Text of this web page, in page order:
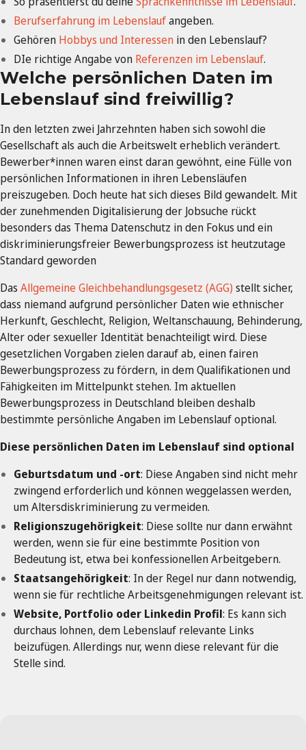
Berufserfahrung im Lebenslaufangeben.
Gehören Hobbys und Interessen in den Lebenslauf?
DIe richtige Angabe von Referenzen im Lebenslauf.
Welche persönlichen Daten im
Lebenslauf sind freiwillig?
In den letzten zwei Jahrzehnten haben sich sowohl die
Gesellschaft als auch die Arbeitswelt erheblich verändert.
Bewerber*innen waren einst daran gewöhnt, eine Fülle von
persönlichen Informationen in ihren Lebensläufen
preiszugeben. Doch heute hat sich dieses Bild gewandelt. Mit
der zunehmenden Digitalisierung der Jobsuche rückt
besonders das Thema Datenschutz in den Fokus und ein
diskriminierungsfreier Bewerbungsprozess ist heutzutage
Standard geworden
Das Allgemeine Gleichbehandlungsgesetz (AGG) stellt sicher,
dass niemand aufgrund persönlicher Daten wie ethnischer
Herkunft, Geschlecht, Religion, Weltanschauung, Behinderung,
Alter oder sexueller Identität benachteiligt wird. Diese
gesetzlichen Vorgaben zielen darauf ab, einen fairen
Bewerbungsprozess zu fördern, in dem Qualifikationen und
Fähigkeiten im Mittelpunkt stehen. Im aktuellen
Bewerbungsprozess in Deutschland bleiben deshalb
bestimmte persönliche Angaben im Lebenslauf optional.
Diese persönlichen Daten im Lebenslauf sind optional
Geburtsdatum und -ort: Diese Angaben sind nicht mehr
zwingend erforderlich und können weggelassen werden,
um Altersdiskriminierung zu vermeiden.
Religionszugehörigkeit: Diese sollte nur dann erwähnt
werden, wenn sie für eine bestimmte Position von
Bedeutung ist, etwa bei konfessionellen Arbeitgebern.
Staatsangehörigkeit: In der Regel nur dann notwendig,
wenn sie für rechtliche Arbeitsgenehmigungen relevant ist.
Website, Portfolio oder Linkedin Profil: Es kann sich
durchaus lohnen, dem Lebenslauf relevante Links
beizufügen. Allerdings nur, wenn diese relevant für die
Stelle sind.